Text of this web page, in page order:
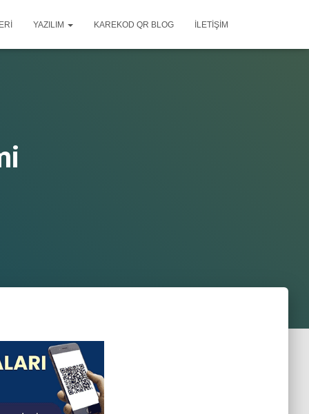
YAZILIM KAREKOD QR BLOG İLETIŞIM